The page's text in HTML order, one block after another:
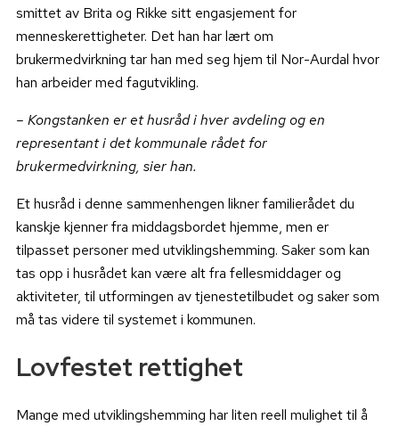
smittet av Brita og Rikke sitt engasjement for
menneskerettigheter. Det han har lært om
brukermedvirkning tar han med seg hjem til Nor-Aurdal hvor
han arbeider med fagutvikling.
– Kongstanken er et husråd i hver avdeling og en
representant i det kommunale rådet for
brukermedvirkning, sier han.
Et husråd i denne sammenhengen likner familierådet du
kanskje kjenner fra middagsbordet hjemme, men er
tilpasset personer med utviklingshemming. Saker som kan
tas opp i husrådet kan være alt fra fellesmiddager og
aktiviteter, til utformingen av tjenestetilbudet og saker som
må tas videre til systemet i kommunen.
Lovfestet rettighet
Mange med utviklingshemming har liten reell mulighet til å